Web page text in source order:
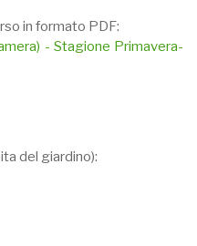
in formato PDF:
- Stagione Primavera-
del giardino):